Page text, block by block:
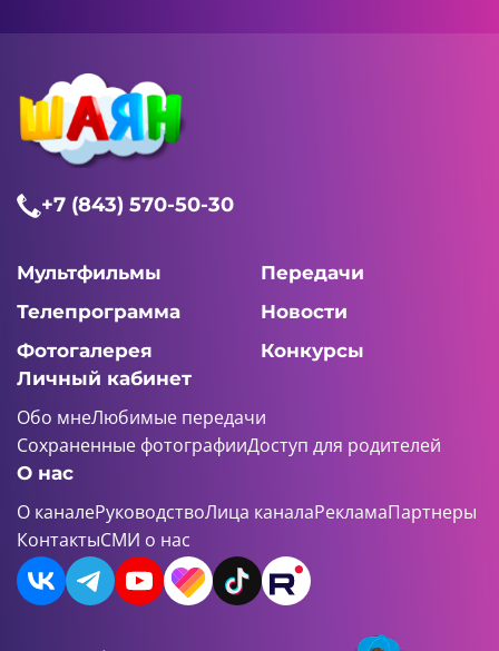
+7 (843) 570-50-30
Мультфильмы
Передачи
Телепрограмма
Новости
Фотогалерея
Конкурсы
Личный кабинет
Обо мнеЛюбимые передачи
Сохраненные фотографииДоступ для родителей
О нас
О каналеРуководствоЛица каналаРекламаПартнеры
КонтактыСМИ о нас